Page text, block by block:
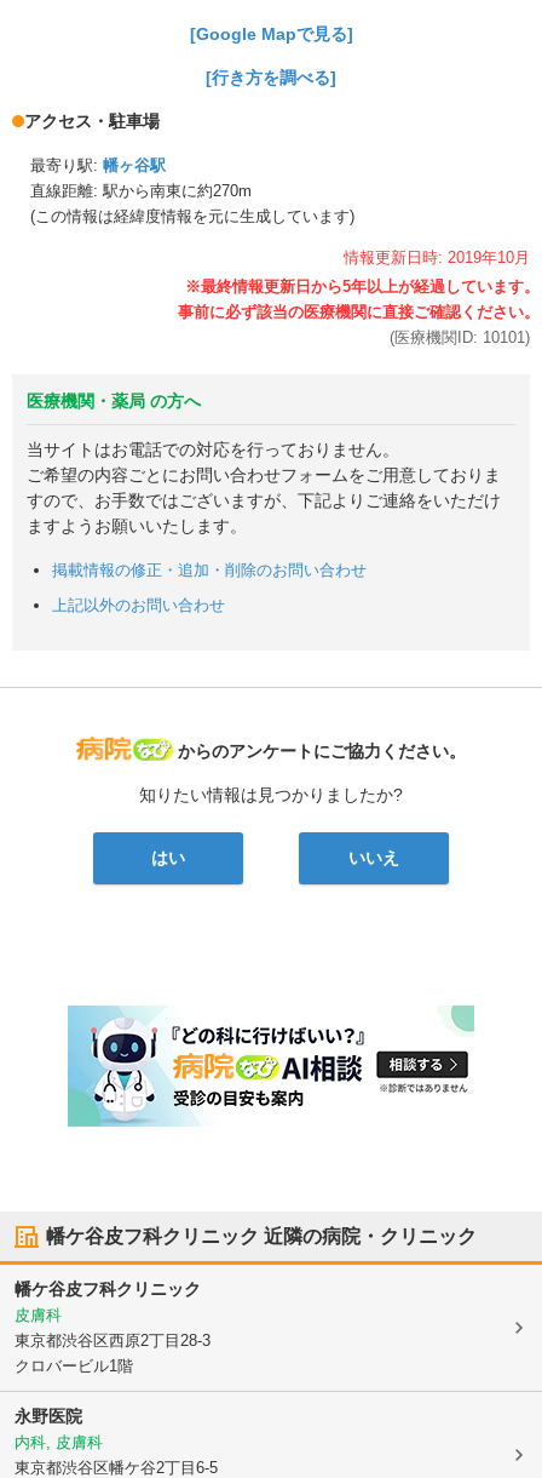
[Google Mapで見る]
[行き方を調べる]
アクセス・駐車場
最寄り駅: 幡ヶ谷駅
直線距離: 駅から南東に約270m
(この情報は経緯度情報を元に生成しています)
情報更新日時: 2019年10月
(医療機関ID: 10101)
医療機関・薬局 の方へ
当サイトはお電話での対応を行っておりません。
ご希望の内容ごとにお問い合わせフォームをご用意しておりま
すので、お手数ではございますが、下記よりご連絡をいただけ
ますようお願いいたします。
掲載情報の修正・追加・削除のお問い合わせ
上記以外のお問い合わせ
病院なび
からのアンケートにご協力ください。
知りたい情報は見つかりましたか?
はい いいえ
幡ケ谷皮フ科クリニック 近隣の病院・クリニック
幡ケ谷皮フ科クリニック
皮膚科
東京都渋谷区西原2丁目28-3
クロバービル1階
永野医院
内科, 皮膚科
東京都渋谷区幡ケ谷2丁目6-5